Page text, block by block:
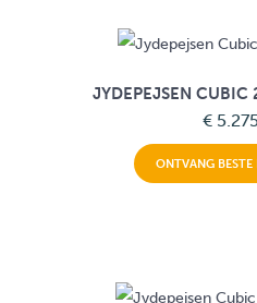
JYDEPEJSEN CUBIC
€
ONTVANG BESTE